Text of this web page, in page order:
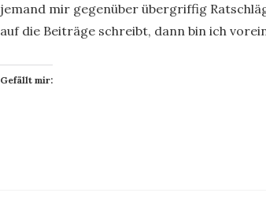
jemand mir gegenüber übergriffig
auf die Beiträge schreibt, dann bin ich
Gefällt mir: